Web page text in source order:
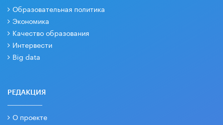
Образовательная политика
Экономика
Качество образования
Интервести
Big data
РЕДАКЦИЯ
О проекте